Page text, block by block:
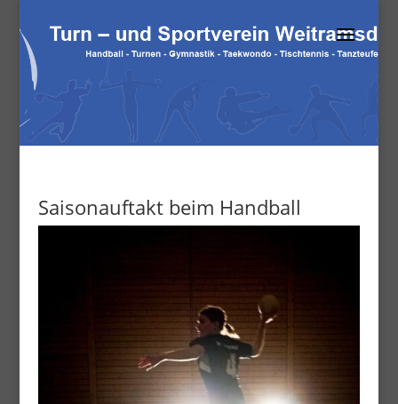
Saisonauftakt beim Handball